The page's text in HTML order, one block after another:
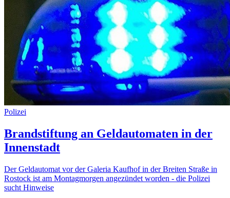
Polizei
Brandstiftung an Geldautomaten in der
Innenstadt
Der Geldautomat vor der Galeria Kaufhof in der Breiten Straße in
Rostock ist am Montagmorgen angezündet worden - die Polizei
sucht Hinweise